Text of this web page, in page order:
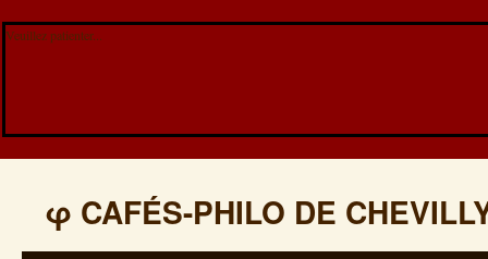
Veuillez patienter...
φ CAFÉS-PHILO DE